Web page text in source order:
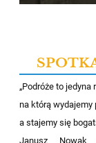
„Podróże to jedyna
na którą wydajemy
a stajemy się
Janusz Nowak